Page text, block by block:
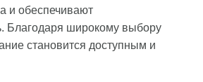
и обеспечивают
Благодаря широкому выбору
становится доступным и